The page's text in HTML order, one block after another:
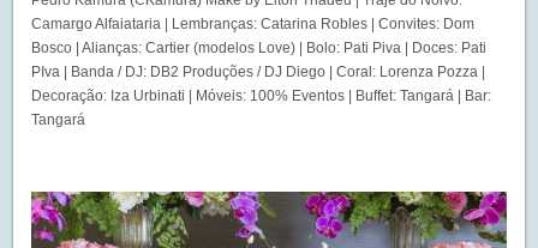
Camargo Alfaiataria | Lembranças: Catarina Robles | Convites: Dom
Bosco | Alianças: Cartier (modelos Love) | Bolo: Pati Piva | Doces: Pati
PIva | Banda / DJ: DB2 Produções / DJ Diego | Coral: Lorenza Pozza |
Decoração: Iza Urbinati | Móveis: 100% Eventos | Buffet: Tangará | Bar:
Tangará